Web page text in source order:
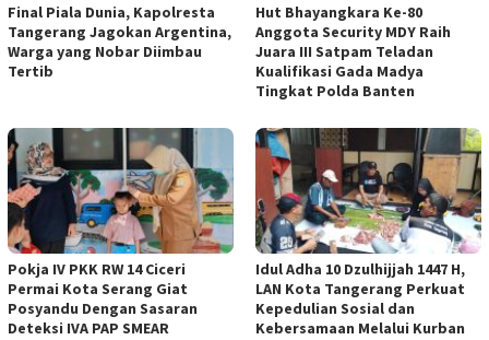
Final Piala Dunia, Kapolresta
Tangerang Jagokan Argentina,
Warga yang Nobar Diimbau
Tertib
Hut Bhayangkara Ke-80
Anggota Security MDY Raih
Juara III Satpam Teladan
Kualifikasi Gada Madya
Tingkat Polda Banten
Pokja IV PKK RW 14 Ciceri
Permai Kota Serang Giat
Posyandu Dengan Sasaran
Deteksi IVA PAP SMEAR
Idul Adha 10 Dzulhijjah 1447 H,
LAN Kota Tangerang Perkuat
Kepedulian Sosial dan
Kebersamaan Melalui Kurban